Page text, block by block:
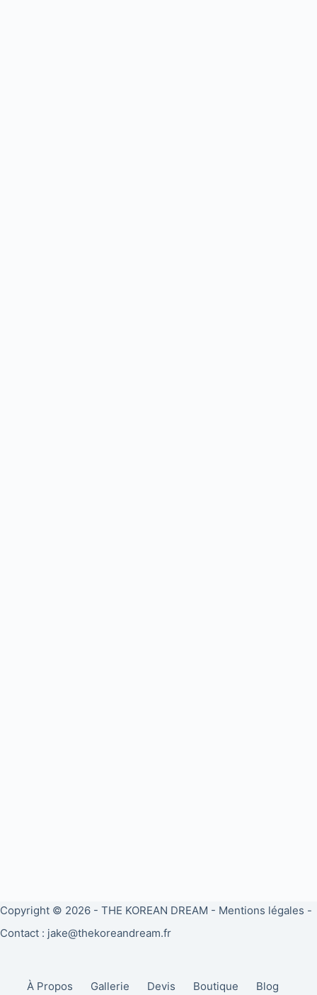
Copyright © 2026 - THE KOREAN DREAM - Mentions légales -
Contact : jake@thekoreandream.fr
À Propos Gallerie Devis Boutique Blog